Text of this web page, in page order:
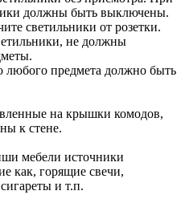
должны быть выключены.
светильники от розетки.
не должны
любого предмета должно быть
на крышки комодов,
к стене.
мебели источники
как, горящие свечи,
и т.п.